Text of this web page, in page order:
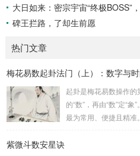
大日如来：密宗宇宙“终极BOSS”
碑王拦路，了却生前愿
热门文章
梅花易数起卦法门（上）：数字与
起卦是梅花易数操作的
的“数”，再由“数”定“
最为常用、便捷且精
紫微斗数安星诀